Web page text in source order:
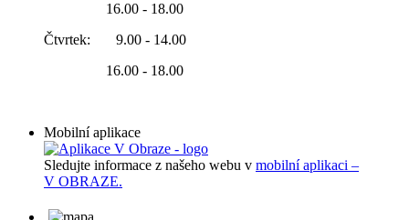
16.00 - 18.00
Čtvrtek: 9.00 - 14.00
16.00 - 18.00
Mobilní aplikace
Sledujte informace z našeho webu v mobilní aplikaci –
V OBRAZE.